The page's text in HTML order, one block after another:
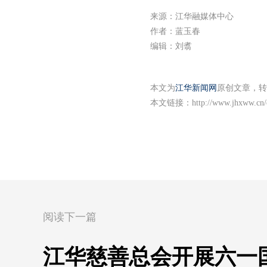
来源：江华融媒体中心
作者：蓝玉春
编辑：刘翥
本文为江华新闻网 原创文章，
本文链接： http://
阅读下一篇
江华慈善总会开展六一